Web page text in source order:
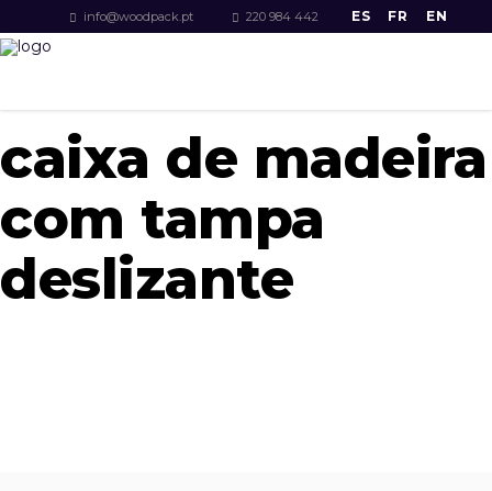
info@woodpack.pt 220 984 442 ES FR EN
caixa de madeira
com tampa
deslizante